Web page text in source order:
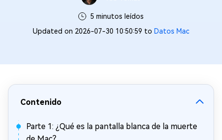
5 minutos leídos
Updated on 2026-07-30 10:50:59 to Datos Mac
Contenido
Parte 1: ¿Qué es la pantalla blanca de la muerte